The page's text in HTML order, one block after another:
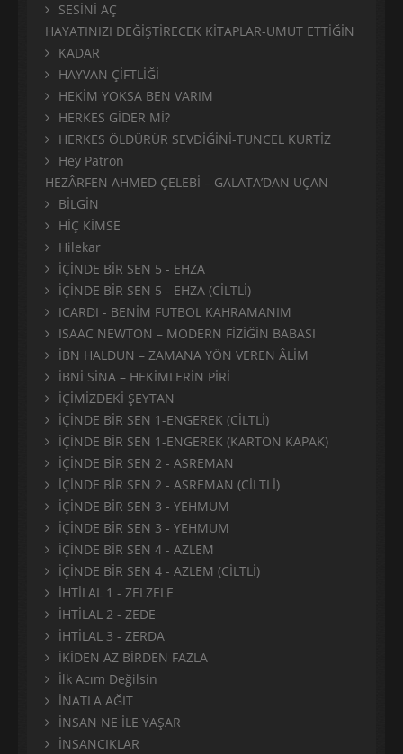
SESİNİ AÇ
HAYATINIZI DEĞİŞTİRECEK KİTAPLAR-UMUT ETTİĞİN
KADAR
HAYVAN ÇİFTLİĞİ
HEKİM YOKSA BEN VARIM
HERKES GİDER Mİ?
HERKES ÖLDÜRÜR SEVDİĞİNİ-TUNCEL KURTİZ
Hey Patron
HEZÂRFEN AHMED ÇELEBİ – GALATA’DAN UÇAN
BİLGİN
HİÇ KİMSE
Hilekar
İÇİNDE BİR SEN 5 - EHZA
İÇİNDE BİR SEN 5 - EHZA (CİLTLİ)
ICARDI - BENİM FUTBOL KAHRAMANIM
ISAAC NEWTON – MODERN FİZİĞİN BABASI
İBN HALDUN – ZAMANA YÖN VEREN ÂLİM
İBNİ SİNA – HEKİMLERİN PİRİ
İÇİMİZDEKİ ŞEYTAN
İÇİNDE BİR SEN 1-ENGEREK (CİLTLİ)
İÇİNDE BİR SEN 1-ENGEREK (KARTON KAPAK)
İÇİNDE BİR SEN 2 - ASREMAN
İÇİNDE BİR SEN 2 - ASREMAN (CİLTLİ)
İÇİNDE BİR SEN 3 - YEHMUM
İÇİNDE BİR SEN 3 - YEHMUM
İÇİNDE BİR SEN 4 - AZLEM
İÇİNDE BİR SEN 4 - AZLEM (CİLTLİ)
İHTİLAL 1 - ZELZELE
İHTİLAL 2 - ZEDE
İHTİLAL 3 - ZERDA
İKİDEN AZ BİRDEN FAZLA
İlk Acım Değilsin
İNATLA AĞIT
İNSAN NE İLE YAŞAR
İNSANCIKLAR